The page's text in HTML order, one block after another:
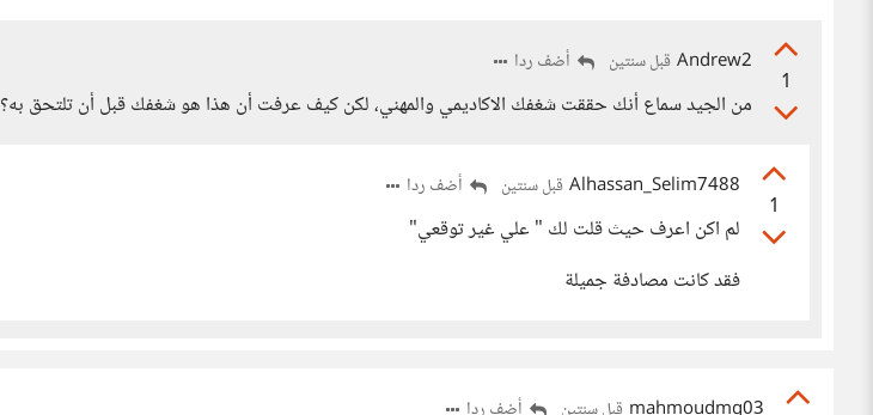
1
Andrew2 قبل سنتين أضف ردا
من الجيد سماع أنك حققت شغفك الاكاديمي والمهني، لكن كيف عرفت أن هذا هو شغفك قبل أن تلتحق به؟
1
Alhassan_Selim7488 قبل سنتين أضف ردا
لم اكن اعرف حيث قلت لك " علي غير توقعي"
فقد كانت مصادفة جميلة